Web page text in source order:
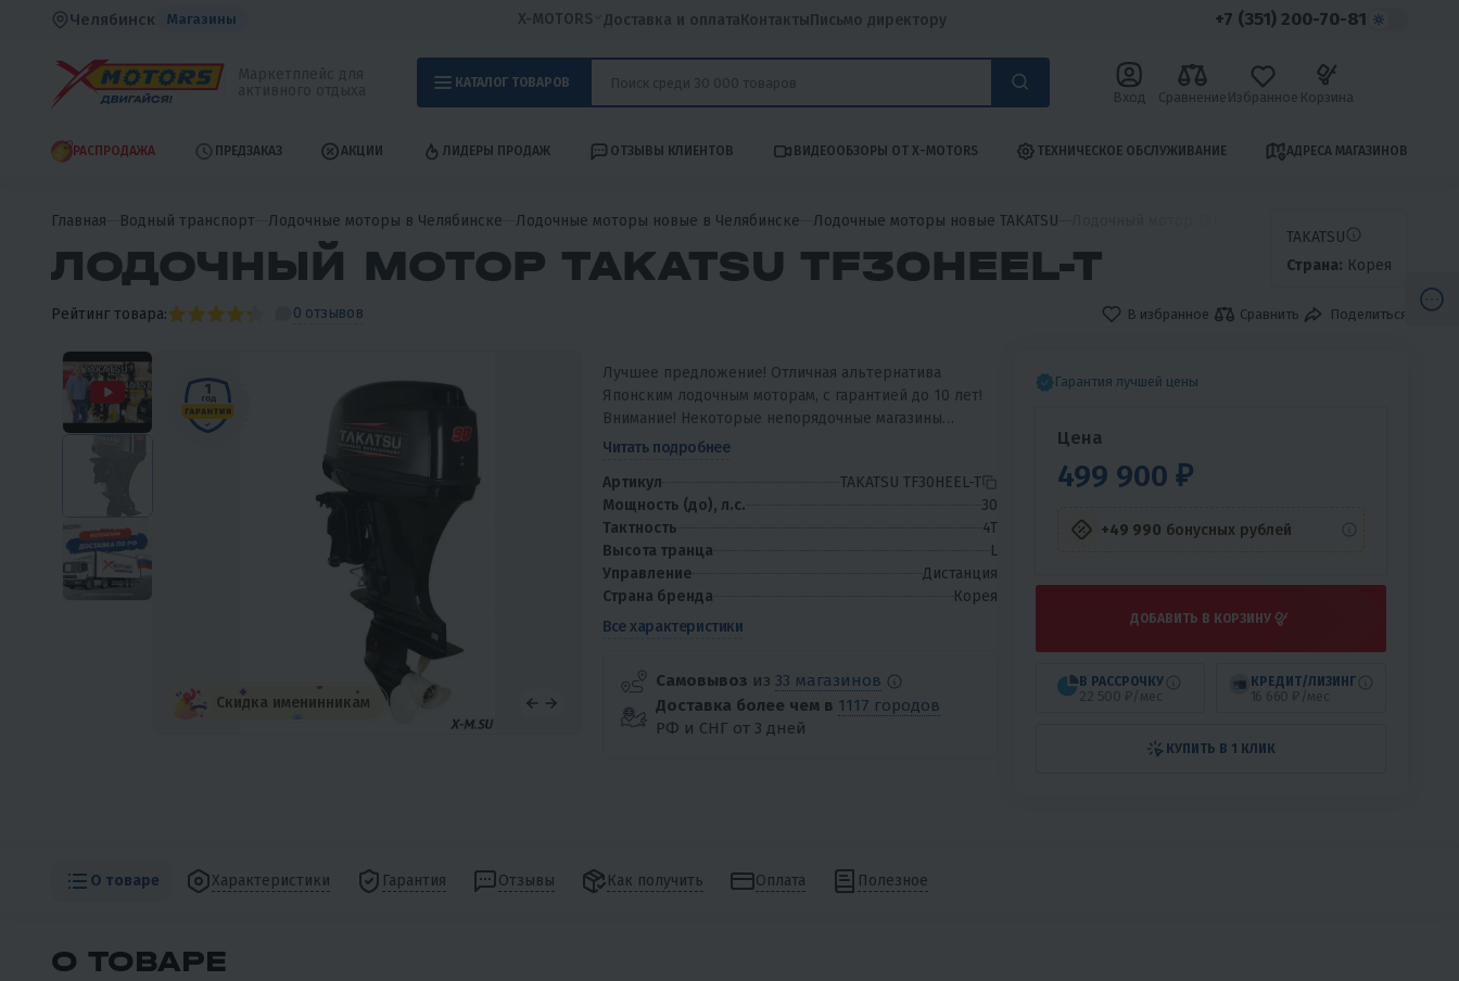
Челябинск Магазины X-MOTORS Доставка и оплатаКонтактыПисьмо директору +7 (351) 200-70-81
КАТАЛОГ ТОВАРОВ
Вход Сравнение Избранное Корзина
РАСПРОДАЖА ПРЕДЗАКАЗ АКЦИИ ЛИДЕРЫ ПРОДАЖ ОТЗЫВЫ КЛИЕНТОВ ВИДЕООБЗОРЫ ОТ X-MOTORS ТЕХНИЧЕСКОЕ ОБСЛУЖИВАНИЕ АДРЕСА МАГАЗИНОВ
Главная Водный транспорт Лодочные моторы в Челябинске Лодочные моторы новые в Челябинске Лодочные моторы новые TAKATSU
ЛОДОЧНЫЙ МОТОР TAKATSU TF30HEEL-T
TAKATSU
Страна: Корея
Рейтинг товара: 0 отзывов В избранное Сравнить Поделиться
Скидка именинникам
Лучшее предложение! Отличная альтернатива
Японским лодочным моторам, с гарантией до 10 лет!
Внимание! Некоторые непорядочные магазины
называют эти моторы "Корейскими", сообщаем, что
Читать подробнее
Артикул
TAKATSU TF30HEEL-T
Мощность (до), л.с.
30
Тактность
4T
Высота транца
L
Управление
Дистанция
Страна бренда
Корея
Все характеристики
Самовывоз из 33 магазинов
Доставка более чем в 1117 городов
РФ и СНГ от 3 дней
Гарантия лучшей цены
Цена
499 900 ₽
+49 990 бонусных рублей
ДОБАВИТЬ В КОРЗИНУ
В РАССРОЧКУ
22 500 ₽/мес
КРЕДИТ/ЛИЗИНГ
16 660 ₽/мес
КУПИТЬ В 1 КЛИК
О товаре Характеристики Гарантия Отзывы Как получить Оплата Полезное
О ТОВАРЕ